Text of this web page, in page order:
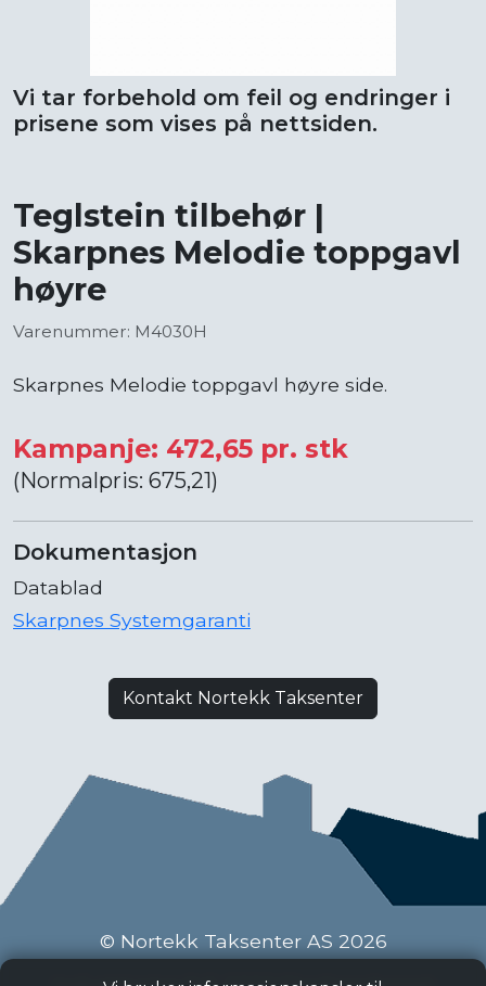
Vi tar forbehold om feil og endringer i
prisene som vises på nettsiden.
Teglstein tilbehør |
Skarpnes Melodie toppgavl
høyre
Varenummer: M4030H
Skarpnes Melodie toppgavl høyre side.
Kampanje: 472,65 pr. stk
(Normalpris: 675,21)
Dokumentasjon
Datablad
Skarpnes Systemgaranti
Kontakt Nortekk Taksenter
© Nortekk Taksenter AS 2026